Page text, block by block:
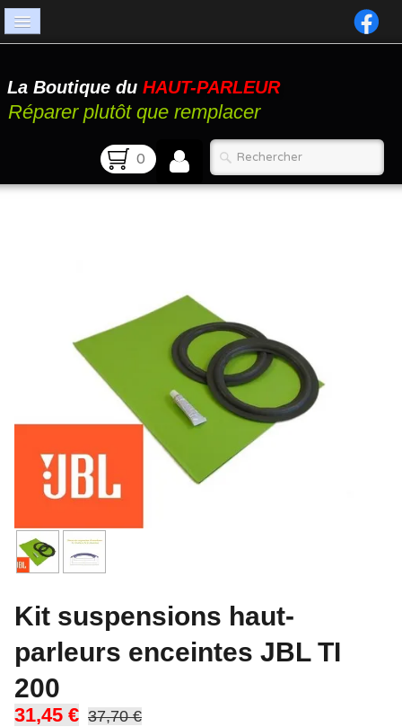
Catalogue
Atelier
La Boutique du HAUT-PARLEUR
Réparer plutôt que remplacer
0
Kit suspensions haut-
parleurs enceintes JBL TI
200
31,45 € 37,70 €